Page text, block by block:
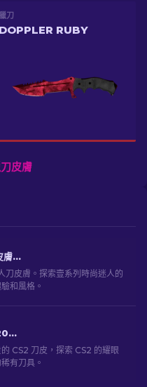
刀
DOPPLER RUBY
皮膚
CS2 中最佳獵人刀皮膚 [2026]
刀皮膚。探索壹系列時尚迷人的
和風格。
最貴的 CS2 刀具 [2026]
CS2 刀皮，探索 CS2 的耀眼
有刀具。